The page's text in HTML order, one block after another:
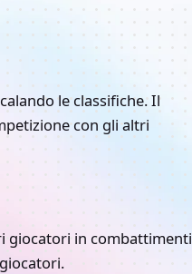
le classifiche. Il
con gli altri
giocatori in combattimenti